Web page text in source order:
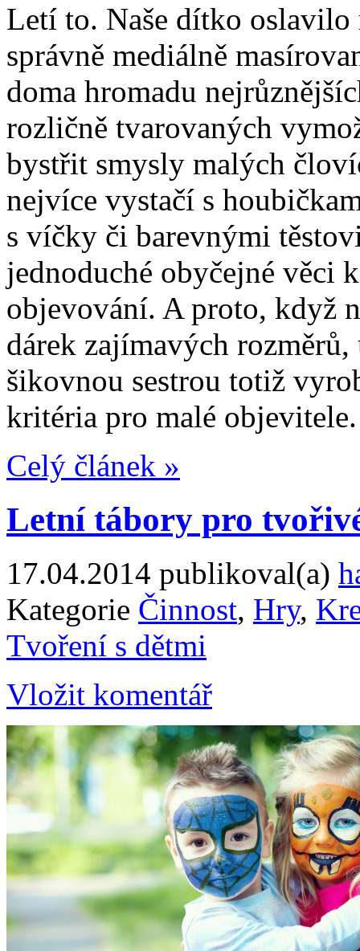
Letí to. Naše dítko
správně mediálně
doma hromadu
rozličně tvarovaných
bystřit smysly malých
nejvíce vystačí s
s víčky či barevnými
jednoduché obyčejné věci
objevování. A proto, když
dárek zajímavých
šikovnou sestrou totiž
kritéria pro malé objevitele.
Celý článek »
Letní tábory pro
17.04.2014 publikoval(a)
Kategorie Činnost, Hry,
Tvoření s dětmi
Vložit komentář